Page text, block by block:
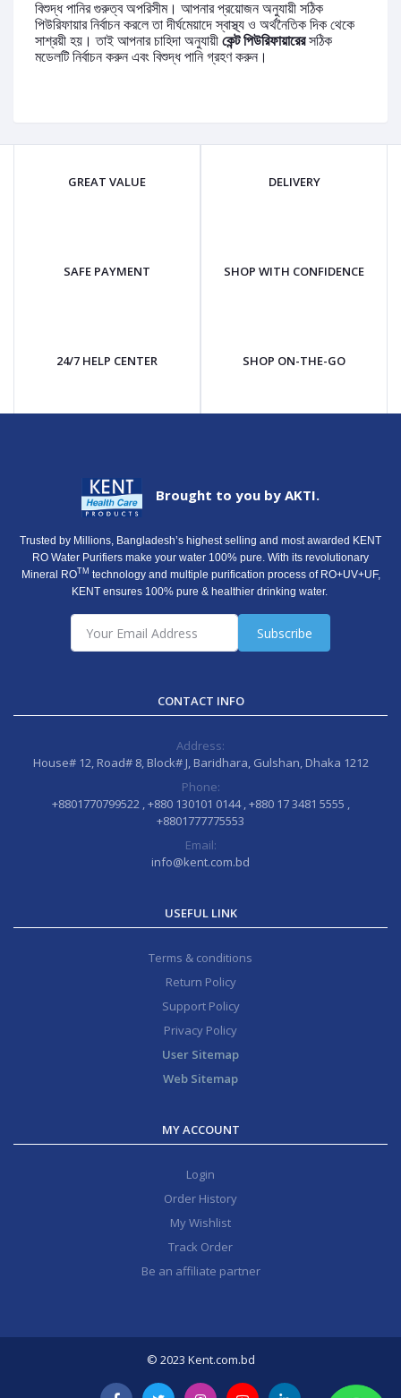
বিশুদ্ধ পানির গুরুত্ব অপরিসীম। আপনার প্রয়োজন অনুযায়ী সঠিক
পিউরিফায়ার নির্বাচন করলে তা দীর্ঘমেয়াদে স্বাস্থ্য ও অর্থনৈতিক দিক থেকে
সাশ্রয়ী হয়। তাই আপনার চাহিদা অনুযায়ী কেন্ট পিউরিফায়ারের সঠিক
মডেলটি নির্বাচন করুন এবং বিশুদ্ধ পানি গ্রহণ করুন।
GREAT VALUE DELIVERY
SAFE PAYMENT SHOP WITH CONFIDENCE
24/7 HELP CENTER SHOP ON-THE-GO
Brought to you by AKTI.
Trusted by Millions, Bangladesh’s highest selling and most awarded KENT
RO Water Purifiers make your water 100% pure. With its revolutionary
Mineral ROTM technology and multiple purification process of RO+UV+UF,
KENT ensures 100% pure & healthier drinking water.
Subscribe
CONTACT INFO
Address:
House# 12, Road# 8, Block# J, Baridhara, Gulshan, Dhaka 1212
Phone:
+8801770799522 , +880 130101 0144 , +880 17 3481 5555 ,
+8801777775553
Email:
info@kent.com.bd
USEFUL LINK
Terms & conditions
Return Policy
Support Policy
Privacy Policy
User Sitemap
Web Sitemap
MY ACCOUNT
Login
Order History
My Wishlist
Track Order
Be an affiliate partner
© 2023 Kent.com.bd